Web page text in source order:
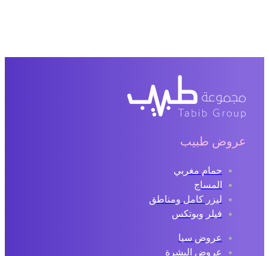
عروض طبيب
حمام مغربي
المساج
ليزر كامل ومناطق
فيلر وبوتكس
عروض سبا
عروض البشرة